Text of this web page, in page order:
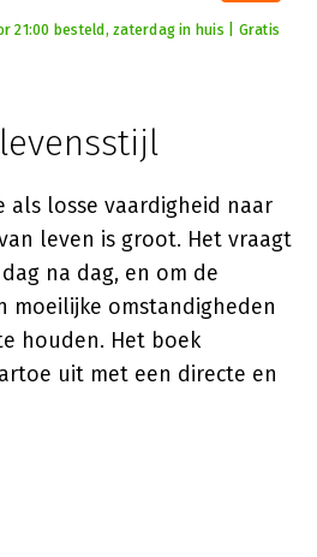
21:00 besteld, zaterdag in huis | Gratis
als losse vaardigheid naar
leven is groot. Het vraagt
na dag, en om de
moeilijke omstandigheden
houden. Het boek
uit met een directe en